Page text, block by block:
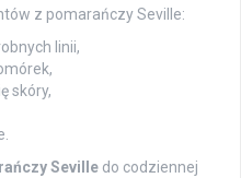
z pomarańczy Seville:
linii,
skóry,
Seville do codziennej